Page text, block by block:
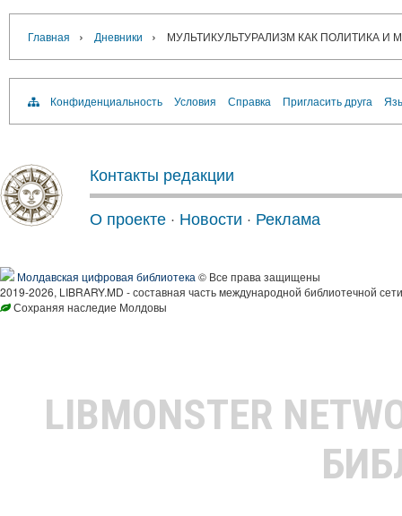
Главная › Дневники › МУЛЬТИКУЛЬТУРАЛИЗМ КАК ПОЛИТИКА И
Конфиденциальность Условия Справка Пригласить друга
Контакты редакции
О проекте · Новости · Реклама
Молдавская цифровая библиотека © Все права защищены
2019-2026, LIBRARY.MD - составная часть международной библиотечной
Сохраняя наследие Молдовы
LIBMONSTER